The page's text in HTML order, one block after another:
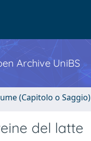
Archive UniBS
(Capitolo o Saggio)
del latte